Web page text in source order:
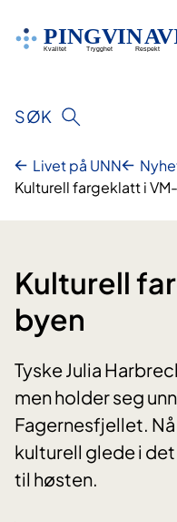
innhold
SØK
Livet på UNN
Kulturell fargeklatt i
Kulturell
byen
Tyske Julia
men holder seg
Fagernesfjellet.
kulturell glede i
til høsten.